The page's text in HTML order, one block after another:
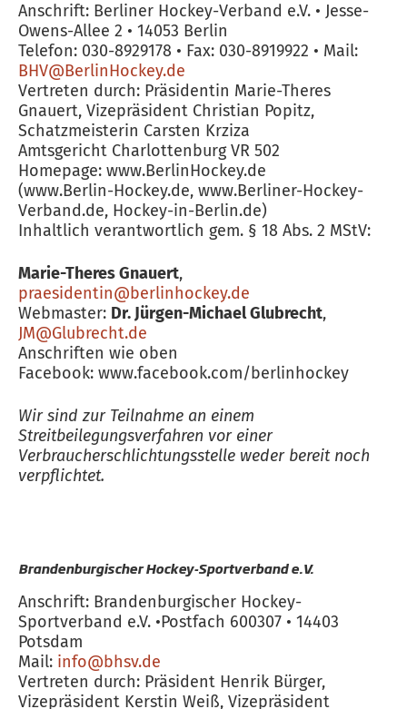
Anschrift: Berliner Hockey-Verband e.V. • Jesse-
Owens-Allee 2 • 14053 Berlin
Telefon: 030-8929178 • Fax: 030-8919922 • Mail:
BHV@BerlinHockey.de
Vertreten durch: Präsidentin Marie-Theres
Gnauert, Vizepräsident Christian Popitz,
Schatzmeisterin Carsten Krziza
Amtsgericht Charlottenburg VR 502
Homepage: www.BerlinHockey.de
(www.Berlin-Hockey.de, www.Berliner-Hockey-
Verband.de, Hockey-in-Berlin.de)
Inhaltlich verantwortlich gem. § 18 Abs. 2 MStV:
Marie-Theres Gnauert,
praesidentin@berlinhockey.de
Webmaster: Dr. Jürgen-Michael Glubrecht,
JM@Glubrecht.de
Anschriften wie oben
Facebook: www.facebook.com/berlinhockey
Wir sind zur Teilnahme an einem
Streitbeilegungsverfahren vor einer
Verbraucherschlichtungsstelle weder bereit noch
verpflichtet.
Brandenburgischer Hockey-Sportverband e.V.
Anschrift: Brandenburgischer Hockey-
Sportverband e.V. •Postfach 600307 • 14403
Potsdam
Mail: info@bhsv.de
Vertreten durch: Präsident Henrik Bürger,
Vizepräsident Kerstin Weiß, Vizepräsident